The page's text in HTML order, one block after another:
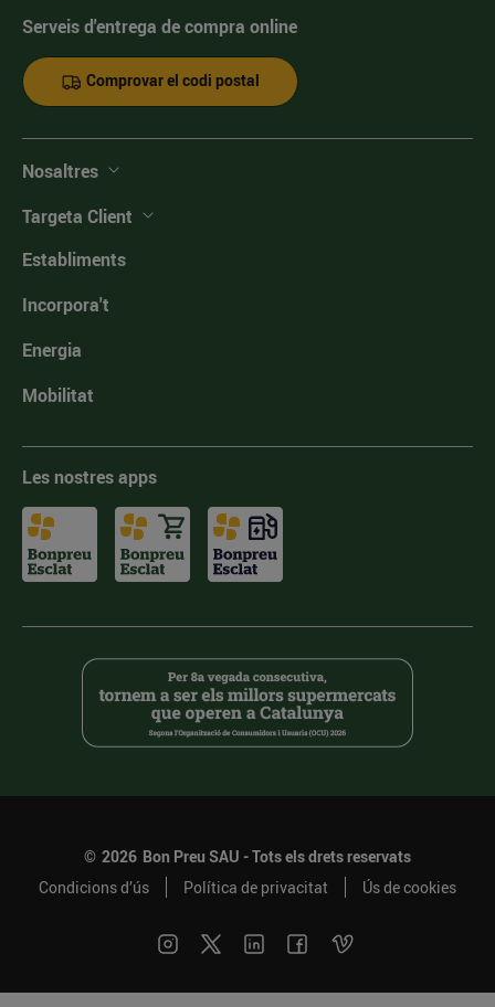
Serveis d'entrega de compra online
Comprovar el codi postal
Nosaltres
Targeta Client
Establiments
Incorpora't
Energia
Mobilitat
Les nostres apps
© 2026 Bon Preu SAU - Tots els drets reservats
Condicions d’ús
Política de privacitat Ús de cookies